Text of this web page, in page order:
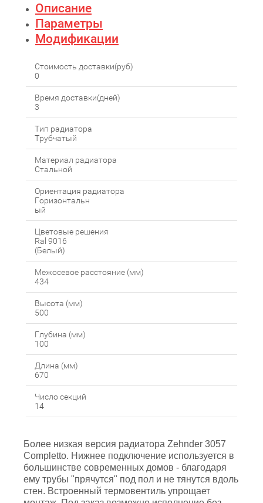
Описание
Параметры
Модификации
Стоимость доставки(руб)
0
Время доставки(дней)
3
Тип радиатора
Трубчатый
Материал радиатора
Стальной
Ориентация радиатора
Горизонтальн
ый
Цветовые решения
Ral 9016
(Белый)
Межосевое расстояние (мм)
434
Высота (мм)
500
Глубина (мм)
100
Длина (мм)
670
Число секций
14
Более низкая версия радиатора Zehnder 3057
Completto. Нижнее подключение используется в
большинстве современных домов - благодаря
ему трубы "прячутся" под пол и не тянутся вдоль
стен. Встроенный термовентиль упрощает